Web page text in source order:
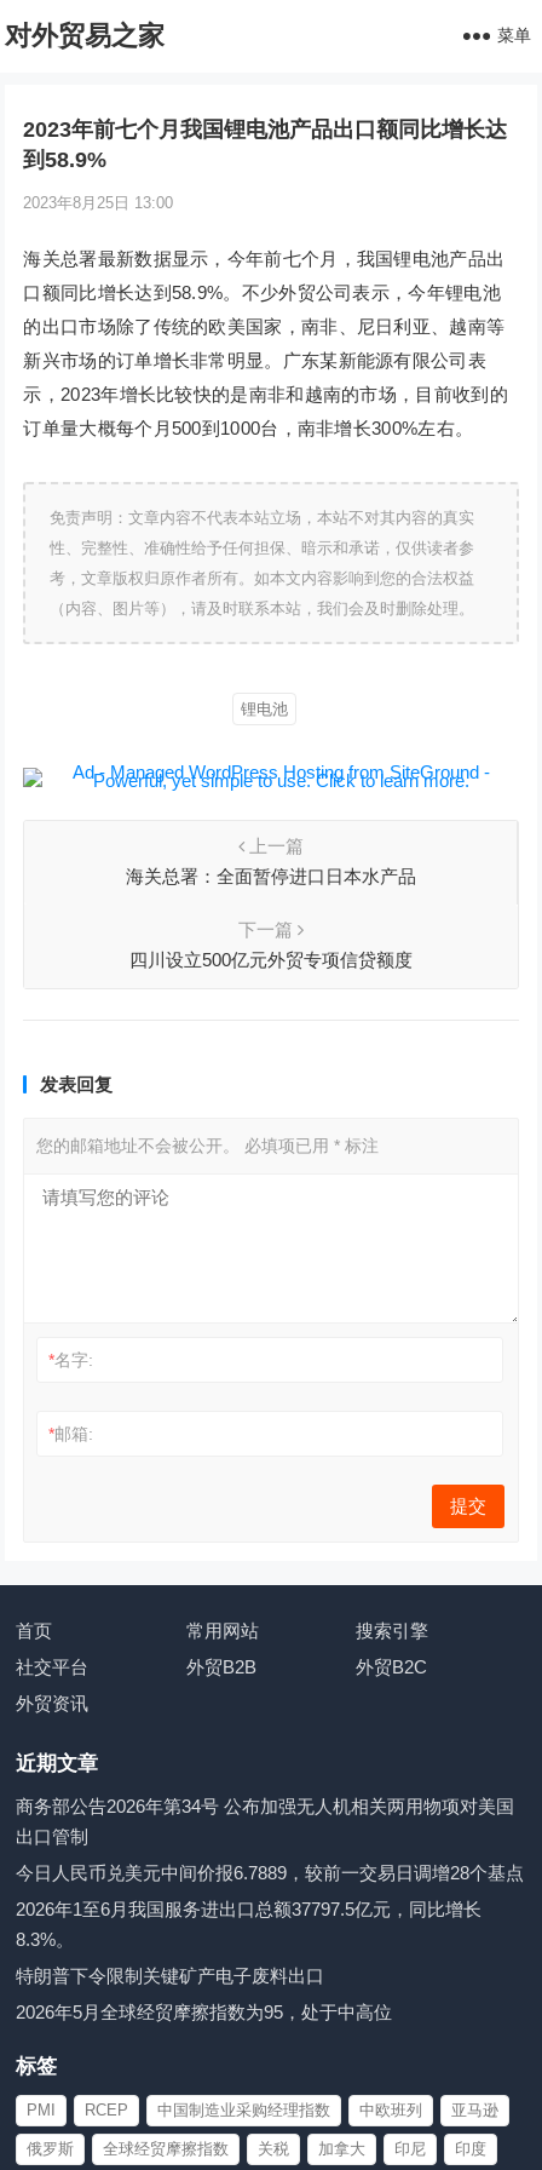
对外贸易之家 菜单
2023年前七个月我国锂电池产品出口额同比增长达
到58.9%
2023年8月25日 13:00
海关总署最新数据显示，今年前七个月，我国锂电池产品出
口额同比增长达到58.9%。不少外贸公司表示，今年锂电池
的出口市场除了传统的欧美国家，南非、尼日利亚、越南等
新兴市场的订单增长非常明显。广东某新能源有限公司表
示，2023年增长比较快的是南非和越南的市场，目前收到的
订单量大概每个月500到1000台，南非增长300%左右。
免责声明：文章内容不代表本站立场，本站不对其内容的真实
性、完整性、准确性给予任何担保、暗示和承诺，仅供读者参
考，文章版权归原作者所有。如本文内容影响到您的合法权益
（内容、图片等），请及时联系本站，我们会及时删除处理。
锂电池
上一篇
海关总署：全面暂停进口日本水产品
下一篇
四川设立500亿元外贸专项信贷额度
发表回复
您的邮箱地址不会被公开。 必填项已用* 标注
*名字:
*邮箱:
首页 常用网站
搜索引擎
社交平台
外贸B2B
外贸B2C
外贸资讯
近期文章
商务部公告2026年第34号 公布加强无人机相关两用物项对美国
出口管制
今日人民币兑美元中间价报6.7889，较前一交易日调增28个基点
2026年1至6月我国服务进出口总额37797.5亿元，同比增长
8.3%。
特朗普下令限制关键矿产电子废料出口
2026年5月全球经贸摩擦指数为95，处于中高位
标签
PMI RCEP 中国制造业采购经理指数 中欧班列 亚马逊
俄罗斯 全球经贸摩擦指数 关税 加拿大 印尼 印度